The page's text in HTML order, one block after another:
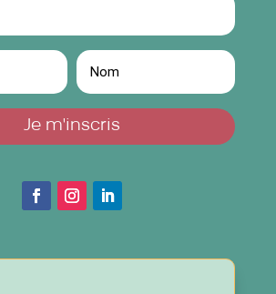
Je m'inscris